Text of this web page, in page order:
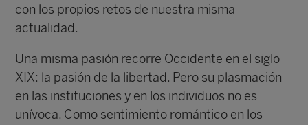
con los propios retos de nuestra misma
actualidad.
Una misma pasión recorre Occidente en el siglo
XIX: la pasión de la libertad. Pero su plasmación
en las instituciones y en los individuos no es
unívoca. Como sentimiento romántico en los